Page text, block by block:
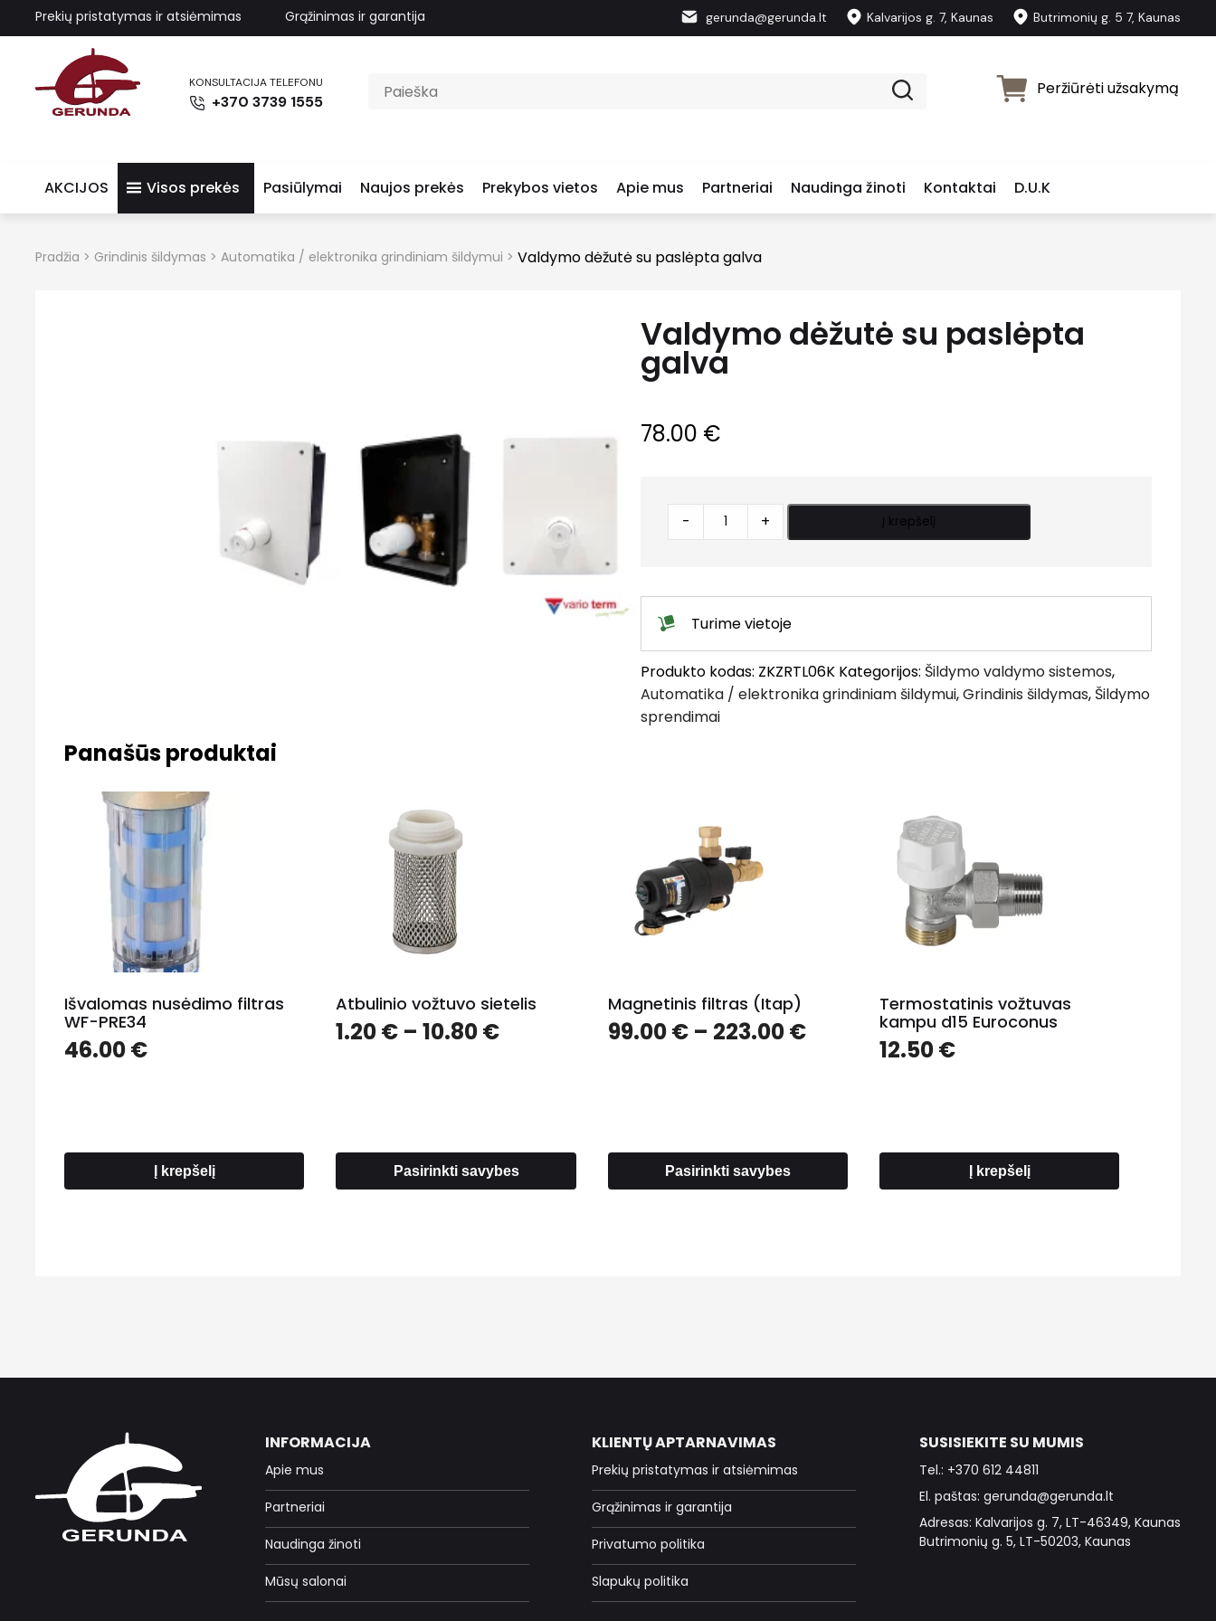
Prekių pristatymas ir atsiėmimas Grąžinimas ir garantija gerunda@gerunda.lt Kalvarijos g. 7, Kaunas Butrimonių g. 5 7, Kaunas
KONSULTACIJA TELEFONU
+370 3739 1555
Peržiūrėti užsakymą
AKCIJOS Visos prekės Pasiūlymai Naujos prekės Prekybos vietos Apie mus Partneriai Naudinga žinoti Kontaktai D.U.K
Pradžia > Grindinis šildymas > Automatika / elektronika grindiniam šildymui > Valdymo dėžutė su paslėpta galva
Valdymo dėžutė su paslėpta
galva
78.00 €
Valdymo
dėžutė
quantity
- + Į krepšelį
Turime vietoje
Produkto kodas: ZKZRTL06K Kategorijos: Šildymo valdymo sistemos,
Automatika / elektronika grindiniam šildymui,Grindinis šildymas, Šildymo
sprendimai
Panašūs produktai
Išvalomas nusėdimo filtras
WF-PRE34
46.00€
Į krepšelį
Atbulinio vožtuvo sietelis
1.20€ – 10.80€Price
Pasirinkti savybes
Magnetinis filtras (Itap)
99.00€ – 223.00€Price
Pasirinkti savybes
Termostatinis vožtuvas
kampu d15 Euroconus
12.50€
Į krepšelį
INFORMACIJA
Apie mus
Partneriai
Naudinga žinoti
Mūsų salonai
KLIENTŲ APTARNAVIMAS
Prekių pristatymas ir atsiėmimas
Grąžinimas ir garantija
Privatumo politika
Slapukų politika
SUSISIEKITE SU MUMIS
Tel.: +370 612 44811
El. paštas: gerunda@gerunda.lt
Adresas: Kalvarijos g. 7, LT-46349, Kaunas
Butrimonių g. 5, LT-50203, Kaunas